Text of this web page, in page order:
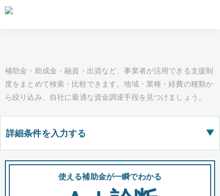
補助金・助成金・融資・出資など、事業者が活用できる支援制
度をまとめて検索・比較できます。地域・業種・経費の種類か
ら絞り込み、自社に最適な資金調達手段を見つけましょう。
詳細条件を入力する ▶
都道府県
使える補助金が一瞬でわかる